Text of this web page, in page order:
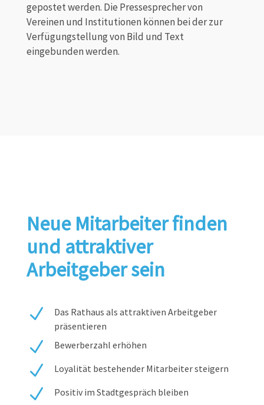
gepostet werden. Die Pressesprecher von
Vereinen und Institutionen können bei der zur
Verfügungstellung von Bild und Text
eingebunden werden.
Neue Mitarbeiter finden
und attraktiver
Arbeitgeber sein
N
Das Rathaus als attraktiven Arbeitgeber
präsentieren
N Bewerberzahl erhöhen
N Loyalität bestehender Mitarbeiter steigern
N Positiv im Stadtgespräch bleiben